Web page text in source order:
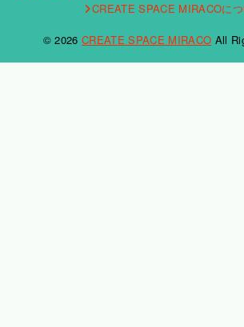
CREATE SPACE MIRACOに
© 2026CREATE SPACE MIRACO All